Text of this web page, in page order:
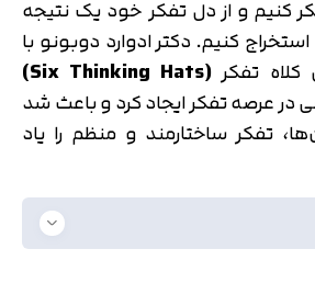
کنیم و از دل تفکر خود یک نتیجه
کنیم. دکتر ادوارد دوبونو با
تفکر(
Six Thinking Hats
)
در عرصه تفکر ایجاد کرد و باعث شد
تفکر ساختارمند و منظم را یاد